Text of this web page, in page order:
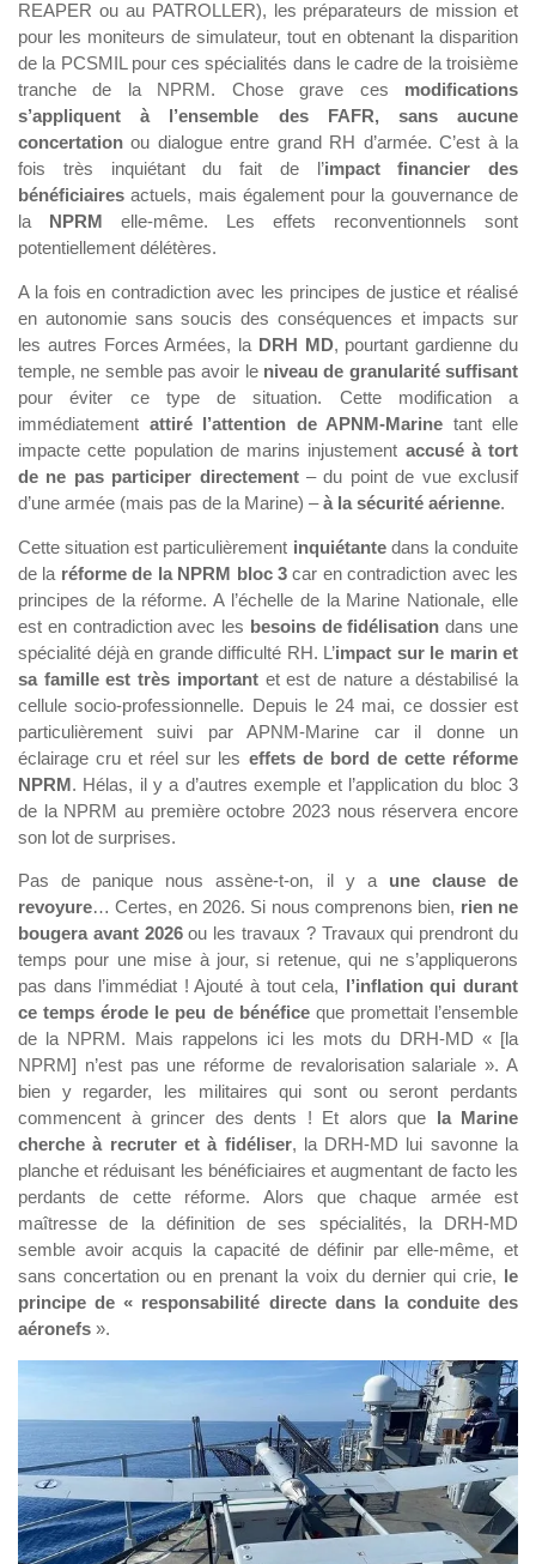
REAPER ou au PATROLLER), les préparateurs de mission et
pour les moniteurs de simulateur, tout en obtenant la disparition
de la PCSMIL pour ces spécialités dans le cadre de la troisième
tranche de la NPRM. Chose grave ces modifications
s’appliquent à l’ensemble des FAFR, sans aucune
concertation ou dialogue entre grand RH d’armée. C’est à la
fois très inquiétant du fait de l’impact financier des
bénéficiaires actuels, mais également pour la gouvernance de
la
NPRM
elle-même. Les effets reconventionnels sont
potentiellement délétères.
A la fois en contradiction avec les principes de justice et réalisé
en autonomie sans soucis des conséquences et impacts sur
les autres Forces Armées, la DRH MD, pourtant gardienne du
temple, ne semble pas avoir le niveau de granularité suffisant
pour éviter ce type de situation. Cette modification a
immédiatement attiré l’attention de APNM-Marine tant elle
impacte cette population de marins injustement accusé à tort
de ne pas participer directement – du point de vue exclusif
d’une armée (mais pas de la Marine) –à la sécurité aérienne.
Cette situation est particulièrement inquiétantedans la conduite
de la réforme de la NPRM bloc 3car en contradiction avec les
principes de la réforme. A l’échelle de la Marine Nationale, elle
est en contradiction avec les besoins de fidélisationdans une
spécialité déjà en grande difficulté RH. L’impact sur le marin et
sa famille est très important et est de nature a déstabilisé la
cellule socio-professionnelle. Depuis le 24 mai, ce dossier est
particulièrement suivi par APNM-Marine car il donne un
éclairage cru et réel sur les effets de bord de cette réforme
NPRM. Hélas, il y a d’autres exemple et l’application du bloc 3
de la NPRM au première octobre 2023 nous réservera encore
son lot de surprises.
Pas de panique nous assène-t-on, il y a une clause de
revoyure… Certes, en 2026. Si nous comprenons bien, rien ne
bougera avant 2026ou les travaux ? Travaux qui prendront du
temps pour une mise à jour, si retenue, qui ne s’appliquerons
pas dans l’immédiat ! Ajouté à tout cela, l’inflation qui durant
ce temps érode le peu de bénéficeque promettait l’ensemble
de la NPRM. Mais rappelons ici les mots du DRH-MD « [la
NPRM] n’est pas une réforme de revalorisation salariale ». A
bien y regarder, les militaires qui sont ou seront perdants
commencent à grincer des dents ! Et alors que
la Marine
cherche à recruter et à fidéliser, la DRH-MD lui savonne la
planche et réduisant les bénéficiaires et augmentant de facto les
perdants de cette réforme. Alors que chaque armée est
maîtresse de la définition de ses spécialités, la DRH-MD
semble avoir acquis la capacité de définir par elle-même, et
sans concertation ou en prenant la voix du dernier qui crie,
le
principe de « responsabilité directe dans la conduite des
aéronefs ».